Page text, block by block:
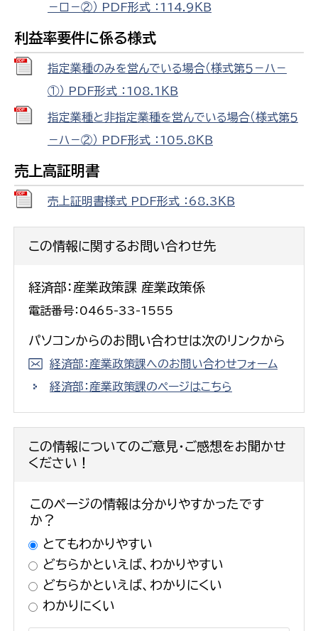
－ロ－②） PDF形式 ：114.9ＫＢ
利益率要件に係る様式
指定業種のみを営んでいる場合（様式第５－ハ－
①） PDF形式 ：108.1ＫＢ
指定業種と非指定業種を営んでいる場合（様式第５
－ハ－②） PDF形式 ：105.8ＫＢ
売上高証明書
売上証明書様式 PDF形式 ：68.3ＫＢ
この情報に関するお問い合わせ先
経済部：産業政策課 産業政策係
電話番号：0465-33-1555
パソコンからのお問い合わせは次のリンクから
経済部：産業政策課へのお問い合わせフォーム
経済部：産業政策課のページはこちら
この情報についてのご意見・ご感想をお聞かせ
ください！
このページの情報は分かりやすかったです
か？
とてもわかりやすい
どちらかといえば、わかりやすい
どちらかといえば、わかりにくい
わかりにくい